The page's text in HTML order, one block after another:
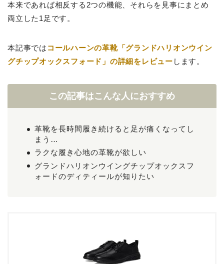
本来であれば相反する2つの機能、それらを見事にまとめ
両立した1足です。
本記事では コールハーンの革靴「グランドハリオンウイン
グチップオックスフォード」の詳細をレビュー します。
この記事はこんな人におすすめ
革靴を長時間履き続けると足が痛くなってし
まう…
ラクな履き心地の革靴が欲しい
グランドハリオンウイングチップオックスフ
ォードのディティールが知りたい